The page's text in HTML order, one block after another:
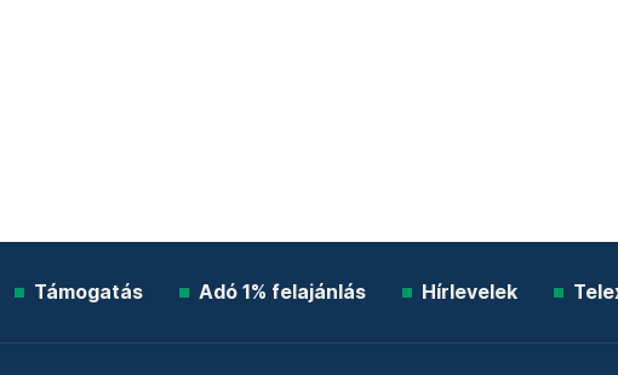
Támogatás Adó 1% felajánlás Hírlevelek